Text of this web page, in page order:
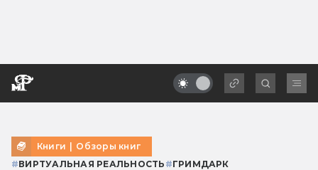
Книги | Обзоры книг
#ВИРТУАЛЬНАЯ РЕАЛЬНОСТЬ #ГРИМДАРК